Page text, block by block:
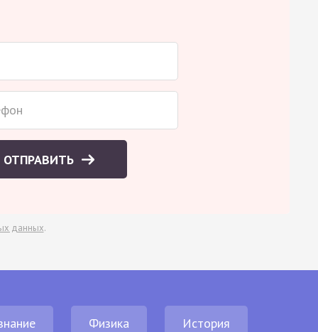
ОТПРАВИТЬ
данных.
Физика История